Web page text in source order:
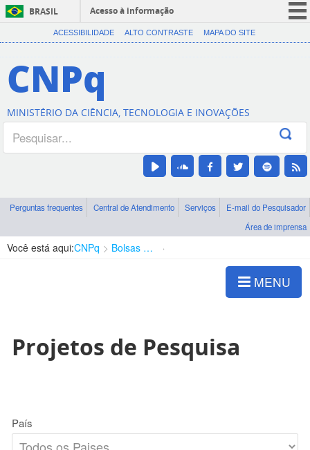
BRASIL
Acesso à informação
CORONAVÍRUS (COVID-19)
Canais
ACESSIBILIDADE ALTO CONTRASTE MAPA DO SITE
CNPq
MINISTÉRIO DA CIÊNCIA, TECNOLOGIA E INOVAÇÕES
Perguntas frequentes Central de Atendimento Serviços
E-mail do Pesquisador
Área de imprensa
Você está aqui:CNPq Bolsas e Auxílios Vigentes
MENU
Projetos de Pesquisa
País